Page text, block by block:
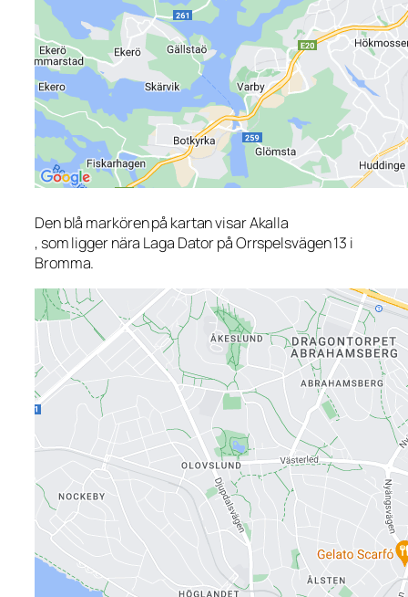
Den blå markören på kartan visar Akalla
, som ligger nära Laga Dator på Orrspelsvägen 13 i
Bromma.